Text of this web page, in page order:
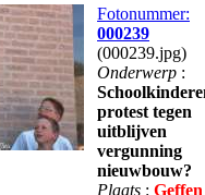
Fotonummer:
000239
(000239.jpg)
Onderwerp :
protest tegen
uitblijven
vergunning
nieuwbouw?
Plaats : Geffen